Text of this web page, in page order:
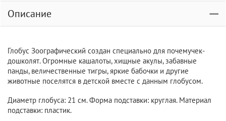
Описание
Глобус Зоографический создан специально для почемучек-
дошколят. Огромные кашалоты, хищные акулы, забавные
панды, величественные тигры, яркие бабочки и другие
животные поселятся в детской вместе с данным глобусом.
Диаметр глобуса: 21 см. Форма подставки: круглая. Материал
подставки: пластик.